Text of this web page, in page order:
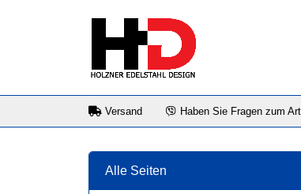
Versand Haben Sie Fragen zum
Alle Seiten